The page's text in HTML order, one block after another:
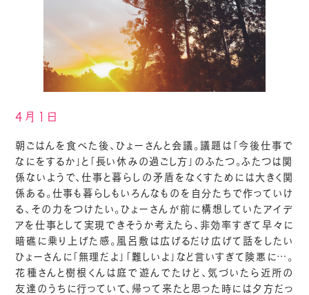
4月1日
朝ごはんを食べた後、ひょーさんと会議。議題は「今後仕事で
なにをするか」と「長い休みの過ごし方」のふたつ。ふたつは関
係ないようで、仕事と暮らしの矛盾をなくすためには大きく関
係ある。仕事も暮らしもいろんなものを自分たちで作っていけ
る、その力をつけたい。ひょーさんが前に構想していたアイデ
アを仕事として実現できそうか考えたら、非効率すぎて早々に
暗礁に乗り上げた感。風呂敷は広げるだけ広げて話をしたい
ひょーさんに「無理だよ」「難しいよ」など言いすぎて険悪に…。
花種さんと樹根くんは庭で遊んでたけど、気づいたら近所の
友達のうちに行っていて、帰って来たと思った時には夕方だっ